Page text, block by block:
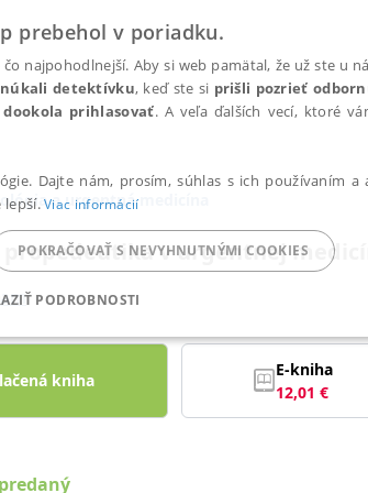
a urgentná medicína
v urgentnej
kniha
E-kniha
12,01 €
prebehol v poriadku.
najpohodlnejší. Aby si web pamätal, že už ste u
detektívku, keď ste si prišli pozrieť
prihlasovať. A veľa ďalších vecí, ktoré
Dajte nám, prosím, súhlas s ich používaním a
lepší.Viac informácií
POKRAČOVAŤ S NEVYHNUTNÝMI COOKIES
PODROBNOSTI
FUNKČNÉ NEZARADENÉ
a správa účtu. Bez nevyhnutných súborov cookie nie je